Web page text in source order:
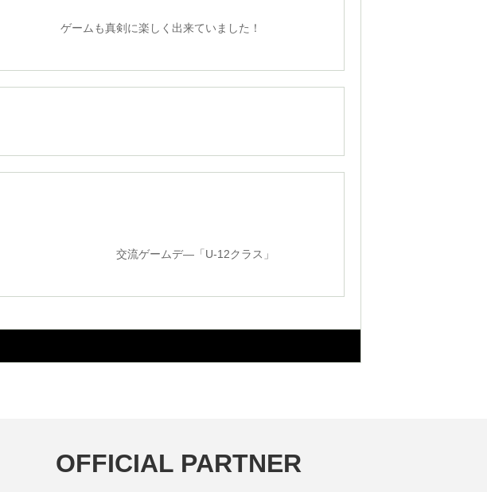
に楽しく出来ていました！
ムデ―「U-12クラス」
OFFICIAL PARTNER